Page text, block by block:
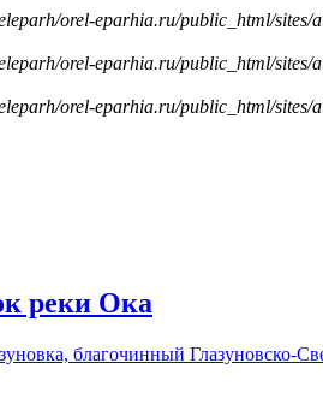
orel-eparhia.ru/public_html/sites/
orel-eparhia.ru/public_html/sites/
orel-eparhia.ru/public_html/sites/
реки Ока
благочинный Глазуновско-